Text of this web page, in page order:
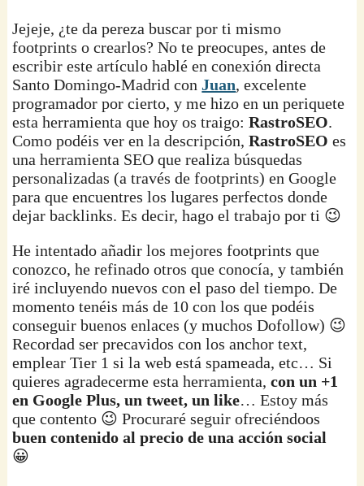
Jejeje, ¿te da pereza buscar por ti mismo
footprints o crearlos? No te preocupes, antes de
escribir este artículo hablé en conexión directa
Santo Domingo-Madrid conJuan, excelente
programador por cierto, y me hizo en un periquete
esta herramienta que hoy os traigo:RastroSEO.
Como podéis ver en la descripción,RastroSEO es
una herramienta SEO que realiza búsquedas
personalizadas (a través de footprints) en Google
para que encuentres los lugares perfectos donde
dejar backlinks. Es decir, hago el trabajo por ti 😉
He intentado añadir los mejores footprints que
conozco, he refinado otros que conocía, y también
iré incluyendo nuevos con el paso del tiempo. De
momento tenéis más de 10 con los que podéis
conseguir buenos enlaces (y muchos Dofollow) 😉
Recordad ser precavidos con los anchor text,
emplear Tier 1 si la web está spameada, etc… Si
quieres agradecerme esta herramienta,con un +1
en Google Plus, un tweet, un like… Estoy más
que contento 😉 Procuraré seguir ofreciéndoos
buen contenido al precio de una acción social
😀